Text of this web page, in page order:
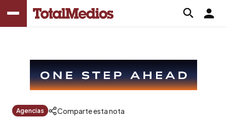
Agencias Comparte esta nota